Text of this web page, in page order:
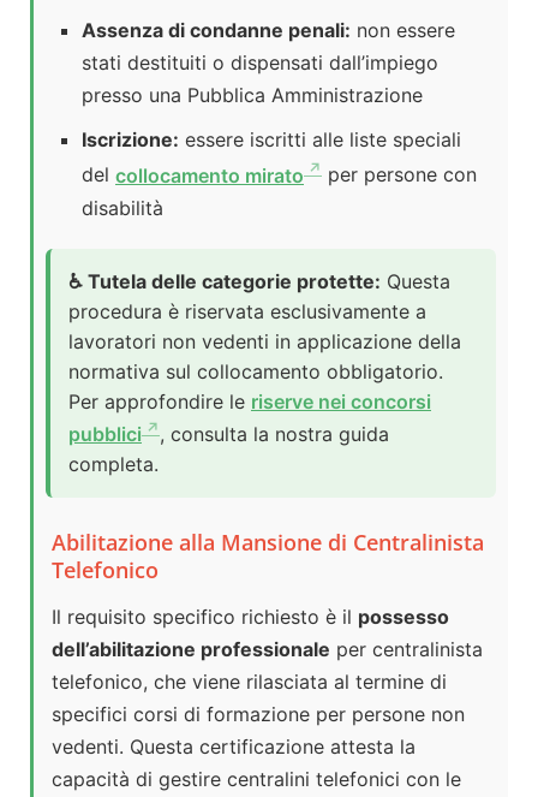
Assenza di condanne penali: non essere
stati destituiti o dispensati dall’impiego
presso una Pubblica Amministrazione
Iscrizione: essere iscritti alle liste speciali
del collocamento mirato
per persone con
disabilità
♿ Tutela delle categorie protette: Questa
procedura è riservata esclusivamente a
lavoratori non vedenti in applicazione della
normativa sul collocamento obbligatorio.
Per approfondire le riserve nei concorsi
pubblici
, consulta la nostra guida
completa.
Abilitazione alla Mansione di Centralinista
Telefonico
Il requisito specifico richiesto è il possesso
dell’abilitazione professionale per centralinista
telefonico, che viene rilasciata al termine di
specifici corsi di formazione per persone non
vedenti. Questa certificazione attesta la
capacità di gestire centralini telefonici con le